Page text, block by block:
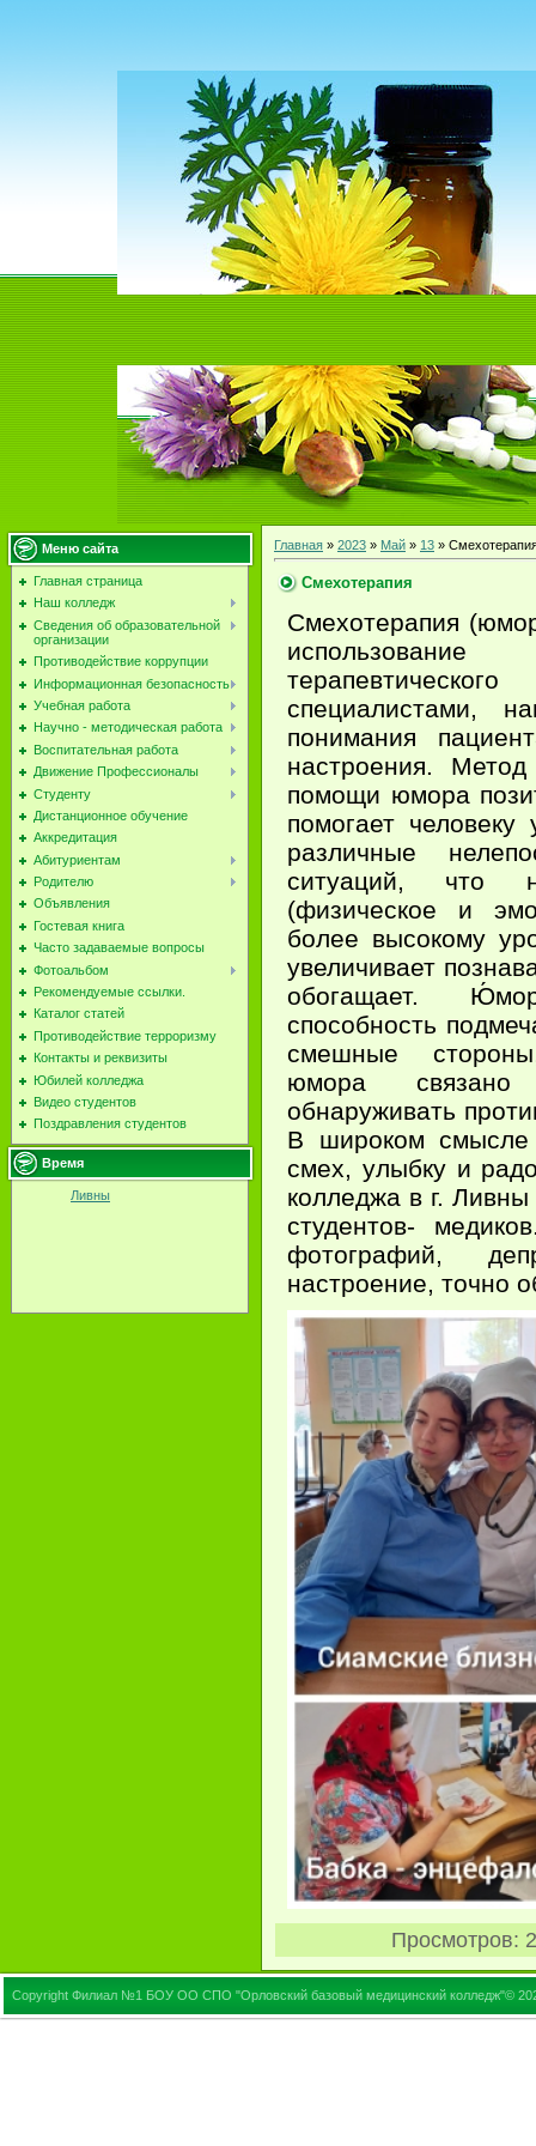
Меню сайта
Главная страница
Наш колледж
Сведения об образовательной
организации
Противодействие коррупции
Информационная безопасность
Учебная работа
Научно - методическая работа
Воспитательная работа
Движение Профессионалы
Студенту
Дистанционное обучение
Аккредитация
Абитуриентам
Родителю
Объявления
Гостевая книга
Часто задаваемые вопросы
Фотоальбом
Рекомендуемые ссылки.
Каталог статей
Противодействие терроризму
Контакты и реквизиты
Юбилей колледжа
Видео студентов
Поздравления студентов
Время
Ливны
Главная » 2023 » Май » 13 »
Смехотерапия
Смехотерапия
использование
специалистами,
понимания
настроения.
помощи юмора
помогает
различные
ситуаций, что
(физическое и
более высокому
увеличивает
обогащает.
способность
смешные
юмора
обнаруживать
В широком
смех, улыбку и
колледжа в г.
студентов-
фотографий,
настроение, точно
Просмотров:
Copyright Филиал №1 БОУ ОО СПО "Орловский базовый медицинский колледж"©